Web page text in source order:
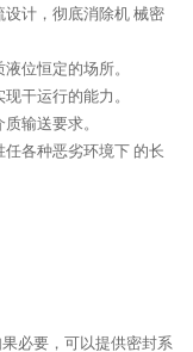
设计，彻底消除机 械密
位恒定的场所。
干运行的能力。
输送要求。
各种恶劣环境下 的长
必要，可以提供密封系